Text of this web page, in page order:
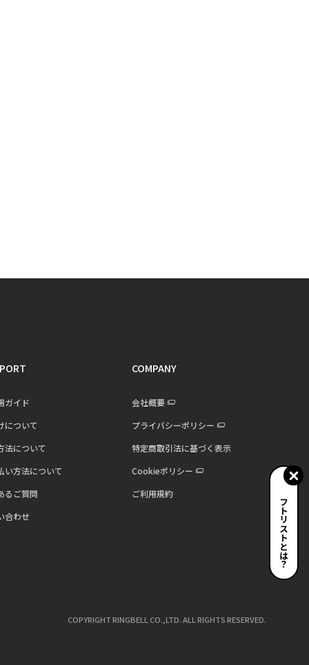
ギフトリストとは？
ガイド
について
法について
い方法について
るご質問
合わせ
COMPANY
会社概要
プライバシーポリシー
特定商取引法に基づく表示
Cookieポリシー
ご利用規約
COPYRIGHT RINGBELL CO.,LTD. ALL RIGHTS RESERVED.